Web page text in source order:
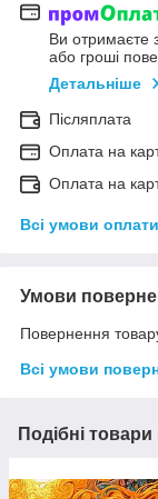
Ви отримаєте
або гроші
Детальніше
Післяплата
Оплата на
Оплата на
Всі умови оплати
Умови
Повернення
Всі умови
Подібні товари